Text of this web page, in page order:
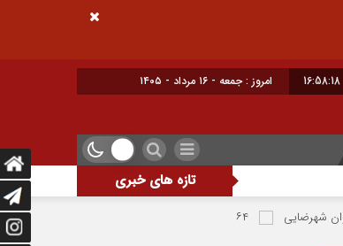
16:58:19 امروز : جمعه - ۱۶ مرداد - ۱۴۰۵
تازه های خبری
۶۴ میلیارد تومان تسهیلات اشتغالزایی به مددجویان کمیته امداد شهرضا پرداخت شد